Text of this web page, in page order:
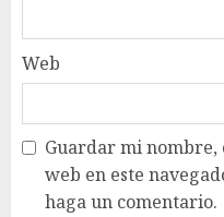
Web
Guardar mi
web en este
haga un comentario.